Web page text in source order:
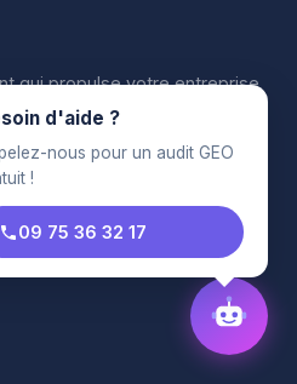
qui propulse votre entreprise
moteurs IA. ChatGPT,
d'aide ?
nous pour un audit GEO
!
09 75 36 32 17